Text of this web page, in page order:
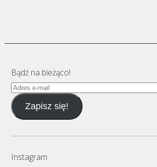
Bądź na bieżąco!
Adres
e-
mailZapisz się!
Instagram